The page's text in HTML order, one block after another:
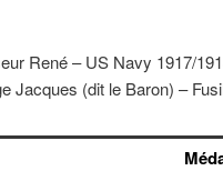
René – US Navy 1917/
Jacques (dit le Baron) –